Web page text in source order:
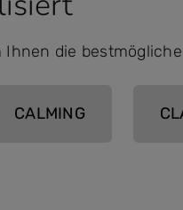
die
CALMING